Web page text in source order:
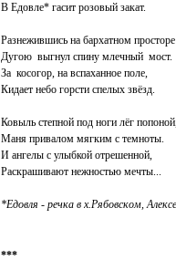
В Едовле* гасит розовый закат.
Разнежившись на бархатном просторе
Дугою выгнул спину млечный мост.
За косогор, на вспаханное поле,
Кидает небо горсти спелых звёзд.
Ковыль степной под ноги лёг
Маня привалом мягким с темноты.
И ангелы с улыбкой отрешенной,
Раскрашивают нежностью мечты...
*Едовля - речка в х.Рябовском,
***